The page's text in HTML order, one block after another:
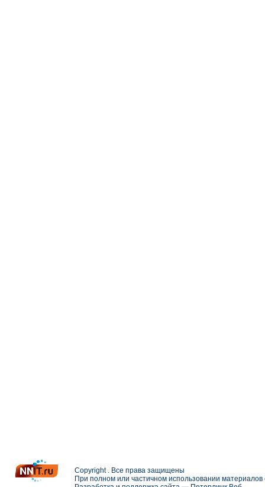
Copyright . Все права защищены
При полном или частичном использовании